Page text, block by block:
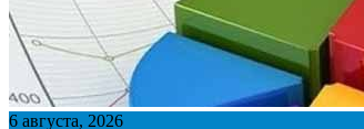
6 августа, 2026